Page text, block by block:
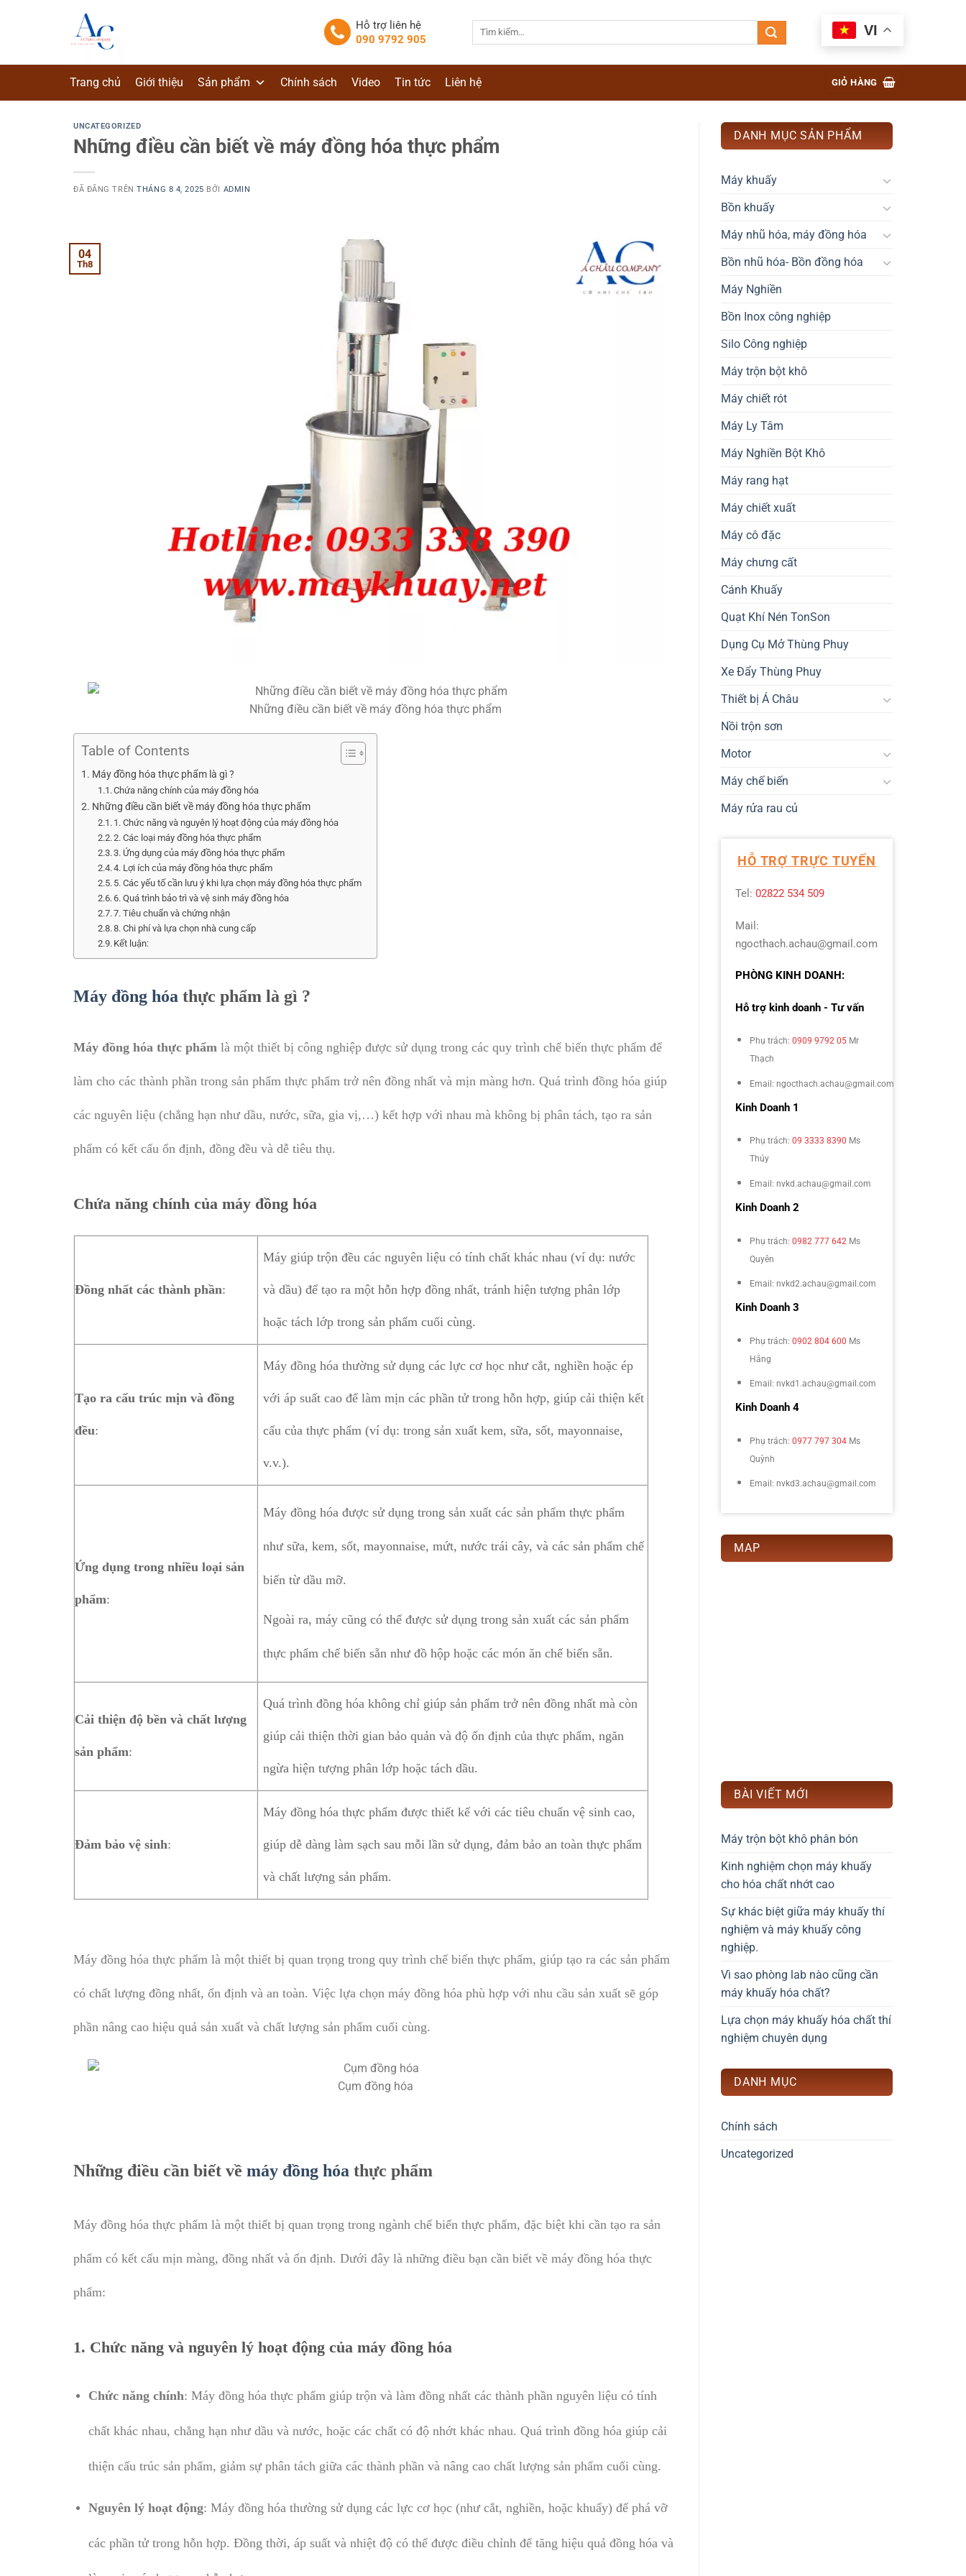
dung
Hỗ trợ liên hệ
090 9792 905
VI
Trang chủ Giới thiệu Sản phẩm Chính sách Video Tin tức Liên hệ GIỎ HÀNG
UNCATEGORIZED
Những điều cần biết về máy đồng hóa thực phẩm
ĐÃ ĐĂNG TRÊNTHÁNG 8 4, 2025 BỞI ADMIN
04
Th8
Những điều cần biết về máy đồng hóa thực phẩm
Table of Contents
Máy đồng hóa thực phẩm là gì ?
Chứa năng chính của máy đồng hóa
Những điều cần biết về máy đồng hóa thực phẩm
1. Chức năng và nguyên lý hoạt động của máy đồng hóa
2. Các loại máy đồng hóa thực phẩm
3. Ứng dụng của máy đồng hóa thực phẩm
4. Lợi ích của máy đồng hóa thực phẩm
5. Các yếu tố cần lưu ý khi lựa chọn máy đồng hóa thực phẩm
6. Quá trình bảo trì và vệ sinh máy đồng hóa
7. Tiêu chuẩn và chứng nhận
8. Chi phí và lựa chọn nhà cung cấp
Kết luận:
Máy đồng hóa thực phẩm là gì ?
Máy đồng hóa thực phẩm là một thiết bị công nghiệp được sử dụng trong các quy trình chế biến thực phẩm để
làm cho các thành phần trong sản phẩm thực phẩm trở nên đồng nhất và mịn màng hơn. Quá trình đồng hóa giúp
các nguyên liệu (chẳng hạn như dầu, nước, sữa, gia vị,…) kết hợp với nhau mà không bị phân tách, tạo ra sản
phẩm có kết cấu ổn định, đồng đều và dễ tiêu thụ.
Chứa năng chính của máy đồng hóa
Đồng nhất các thành phần:
Máy giúp trộn đều các nguyên liệu có tính chất khác nhau (ví dụ: nước
và dầu) để tạo ra một hỗn hợp đồng nhất, tránh hiện tượng phân lớp
hoặc tách lớp trong sản phẩm cuối cùng.
Tạo ra cấu trúc mịn và đồng
đều:
Máy đồng hóa thường sử dụng các lực cơ học như cắt, nghiền hoặc ép
với áp suất cao để làm mịn các phần tử trong hỗn hợp, giúp cải thiện kết
cấu của thực phẩm (ví dụ: trong sản xuất kem, sữa, sốt, mayonnaise,
v.v.).
Ứng dụng trong nhiều loại sản
phẩm:
Máy đồng hóa được sử dụng trong sản xuất các sản phẩm thực phẩm
như sữa, kem, sốt, mayonnaise, mứt, nước trái cây, và các sản phẩm chế
biến từ dầu mỡ.
Ngoài ra, máy cũng có thể được sử dụng trong sản xuất các sản phẩm
thực phẩm chế biến sẵn như đồ hộp hoặc các món ăn chế biến sẵn.
Cải thiện độ bền và chất lượng
sản phẩm:
Quá trình đồng hóa không chỉ giúp sản phẩm trở nên đồng nhất mà còn
giúp cải thiện thời gian bảo quản và độ ổn định của thực phẩm, ngăn
ngừa hiện tượng phân lớp hoặc tách dầu.
Đảm bảo vệ sinh:
Máy đồng hóa thực phẩm được thiết kế với các tiêu chuẩn vệ sinh cao,
giúp dễ dàng làm sạch sau mỗi lần sử dụng, đảm bảo an toàn thực phẩm
và chất lượng sản phẩm.
Máy đồng hóa thực phẩm là một thiết bị quan trọng trong quy trình chế biến thực phẩm, giúp tạo ra các sản phẩm
có chất lượng đồng nhất, ổn định và an toàn. Việc lựa chọn máy đồng hóa phù hợp với nhu cầu sản xuất sẽ góp
phần nâng cao hiệu quả sản xuất và chất lượng sản phẩm cuối cùng.
Cụm đồng hóa
Những điều cần biết về máy đồng hóa thực phẩm
Máy đồng hóa thực phẩm là một thiết bị quan trọng trong ngành chế biến thực phẩm, đặc biệt khi cần tạo ra sản
phẩm có kết cấu mịn màng, đồng nhất và ổn định. Dưới đây là những điều bạn cần biết về máy đồng hóa thực
phẩm:
1. Chức năng và nguyên lý hoạt động của máy đồng hóa
Chức năng chính: Máy đồng hóa thực phẩm giúp trộn và làm đồng nhất các thành phần nguyên liệu có tính
chất khác nhau, chẳng hạn như dầu và nước, hoặc các chất có độ nhớt khác nhau. Quá trình đồng hóa giúp cải
thiện cấu trúc sản phẩm, giảm sự phân tách giữa các thành phần và nâng cao chất lượng sản phẩm cuối cùng.
Nguyên lý hoạt động: Máy đồng hóa thường sử dụng các lực cơ học (như cắt, nghiền, hoặc khuấy) để phá vỡ
các phần tử trong hỗn hợp. Đồng thời, áp suất và nhiệt độ có thể được điều chỉnh để tăng hiệu quả đồng hóa và
DANH MỤC SẢN PHẨM
Máy khuấy
Bồn khuấy
Máy nhũ hóa, máy đồng hóa
Bồn nhũ hóa- Bồn đồng hóa
Máy Nghiền
Bồn Inox công nghiệp
Silo Công nghiệp
Máy trộn bột khô
Máy chiết rót
Máy Ly Tâm
Máy Nghiền Bột Khô
Máy rang hạt
Máy chiết xuất
Máy cô đặc
Máy chưng cất
Cánh Khuấy
Quạt Khí Nén TonSon
Dụng Cụ Mở Thùng Phuy
Xe Đẩy Thùng Phuy
Thiết bị Á Châu
Nồi trộn sơn
Motor
Máy chế biến
Máy rửa rau củ
HỖ TRỢ TRỰC TUYẾN
Tel: 02822 534 509
Mail:
ngocthach.achau@gmail.com
PHÒNG KINH DOANH:
Hỗ trợ kinh doanh - Tư vấn
Phụ trách: 0909 9792 05 Mr
Thạch
Email: ngocthach.achau@gmail.com
Kinh Doanh 1
Phụ trách: 09 3333 8390 Ms
Thúy
Email: nvkd.achau@gmail.com
Kinh Doanh 2
Phụ trách: 0982 777 642 Ms
Quyên
Email: nvkd2.achau@gmail.com
Kinh Doanh 3
Phụ trách: 0902 804 600 Ms
Hằng
Email: nvkd1.achau@gmail.com
Kinh Doanh 4
Phụ trách: 0977 797 304 Ms
Quỳnh
Email: nvkd3.achau@gmail.com
MAP
BÀI VIẾT MỚI
Máy trộn bột khô phân bón
Kinh nghiệm chọn máy khuấy
cho hóa chất nhớt cao
Sự khác biệt giữa máy khuấy thí
nghiệm và máy khuấy công
nghiệp.
Vì sao phòng lab nào cũng cần
máy khuấy hóa chất?
Lựa chọn máy khuấy hóa chất thí
nghiệm chuyên dụng
DANH MỤC
Chính sách
Uncategorized